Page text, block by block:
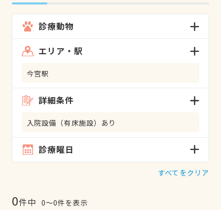
診療動物
エリア・駅
今宮駅
詳細条件
入院設備（有床施設）あり
診療曜日
すべてをクリア
0件中 0〜0件を表示